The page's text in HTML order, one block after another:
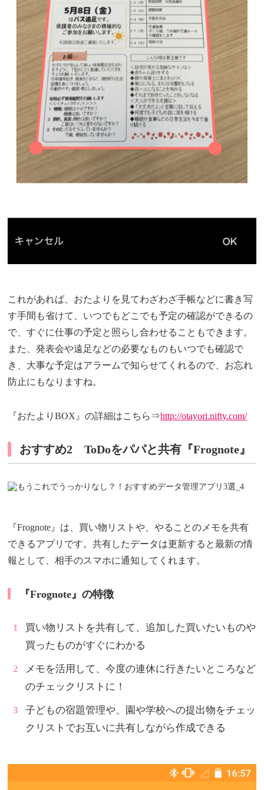
これがあれば、おたよりを見てわざわざ手帳などに書き写
す手間も省けて、いつでもどこでも予定の確認ができるの
で、すぐに仕事の予定と照らし合わせることもできます。
また、発表会や遠足などの必要なものもいつでも確認で
き、大事な予定はアラームで知らせてくれるので、お忘れ
防止にもなりますね。
『おたよりBOX』の詳細はこちら⇒http://otayori.nifty.com/
おすすめ2 ToDoをパパと共有『Frognote』
『Frognote』は、買い物リストや、やることのメモを共有
できるアプリです。共有したデータは更新すると最新の情
報として、相手のスマホに通知してくれます。
『Frognote』の特徴
買い物リストを共有して、追加した買いたいものや
買ったものがすぐにわかる
メモを活用して、今度の連休に行きたいところなど
のチェックリストに！
子どもの宿題管理や、園や学校への提出物をチェッ
クリストでお互いに共有しながら作成できる